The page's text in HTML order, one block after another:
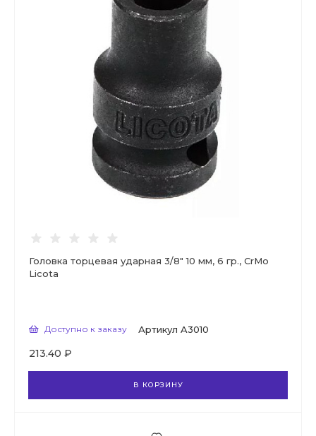
Головка торцевая ударная 3/8" 10 мм, 6 гр., CrMo
Licota
Доступно к заказу Артикул A3010
213.40 ₽
В КОРЗИНУ